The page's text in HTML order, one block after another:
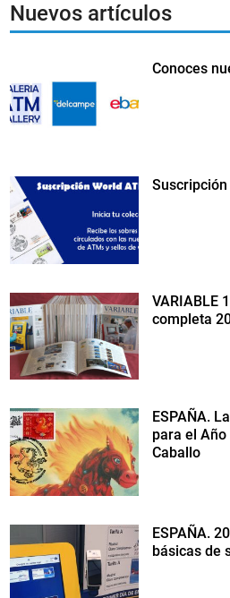
Nuevos artículos
Conoces
Suscripción
VARIABLE
completa
ESPAÑA.
para el Año
Caballo
ESPAÑA.
básicas de